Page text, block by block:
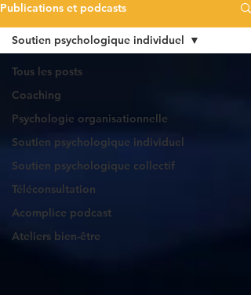
Publications et podcasts
Tous les posts
Coaching
Psychologie organisationnelle
Soutien psychologique individuel
Soutien psychologique collectif
Téléconsultation
Acomplice podcast
Ateliers bien-être
Soutien psychologique individuel